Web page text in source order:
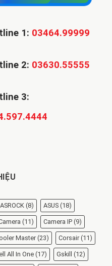
1: 03464.99999
2: 03630.55555
3:
ASROCK (8) ASUS (18)
(11) Camera IP (9)
Master (23) Corsair (11)
All In One(17) Gskill (12)